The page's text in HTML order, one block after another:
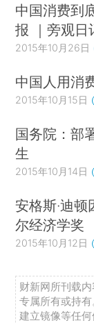
中国消费到
报 ｜旁观日
2015年10月26日
中国人用消
2015年10月15日
国务院：部
生
2015年10月14日
安格斯·迪
尔经济学奖
2015年10月12日
财新网所刊载
专属所有或持
建立镜像等任何